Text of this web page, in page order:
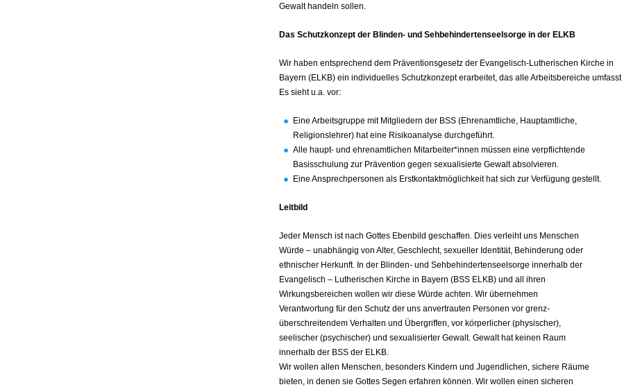
Gewalt handeln sollen.
Das Schutzkonzept der Blinden- und Sehbehindertenseelsorge in der ELKB
Wir haben entsprechend dem Präventionsgesetz der Evangelisch-Lutherischen Kirche in
Bayern (ELKB) ein individuelles Schutzkonzept erarbeitet, das alle Arbeitsbereiche
Es sieht u.a. vor:
Eine Arbeitsgruppe mit Mitgliedern der BSS (Ehrenamtliche, Hauptamtliche,
Religionslehrer) hat eine Risikoanalyse durchgeführt.
Alle haupt- und ehrenamtlichen Mitarbeiter*innen müssen eine verpflichtende
Basisschulung zur Prävention gegen sexualisierte Gewalt absolvieren.
Eine Ansprechpersonen als Erstkontaktmöglichkeit hat sich zur Verfügung gestellt.
Leitbild
Jeder Mensch ist nach Gottes Ebenbild geschaffen. Dies verleiht uns Menschen
Würde – unabhängig von Alter, Geschlecht, sexueller Identität, Behinderung oder
ethnischer Herkunft. In der Blinden- und Sehbehindertenseelsorge innerhalb der
Evangelisch – Lutherischen Kirche in Bayern (BSS ELKB) und all ihren
Wirkungsbereichen wollen wir diese Würde achten. Wir übernehmen
Verantwortung für den Schutz der uns anvertrauten Personen vor grenz-
überschreitendem Verhalten und Übergriffen, vor körperlicher (physischer),
seelischer (psychischer) und sexualisierter Gewalt. Gewalt hat keinen Raum
innerhalb der BSS der ELKB.
Wir wollen allen Menschen, besonders Kindern und Jugendlichen, sichere Räume
bieten, in denen sie Gottes Segen erfahren können. Wir wollen einen sicheren